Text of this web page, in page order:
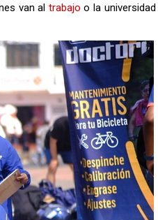
van al trabajo o la